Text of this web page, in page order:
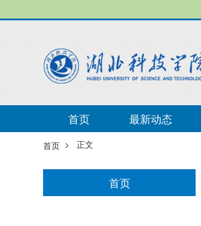
首页 最新动态
首页 > 正文
首页